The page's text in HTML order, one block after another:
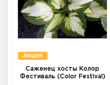
Акция
Саженец хосты Колор
Фестиваль (Color Festival)